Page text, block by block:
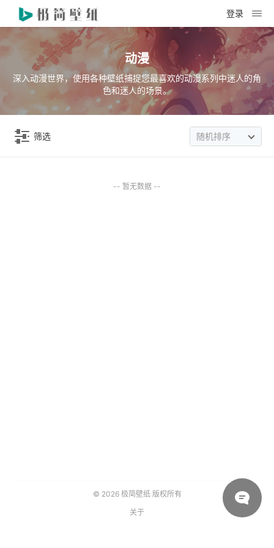
登录
动漫
深入动漫世界，使用各种壁纸捕捉您最喜欢的动漫系列中迷人的角
色和迷人的场景。
筛选 随机排序
-- 暂无数据 --
© 2026 极简壁纸版权所有
关于